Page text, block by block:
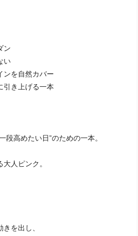
ン
い
ンを自然カバー
引き上げる一本
段高めたい日”のための一本。
人ピンク。
を出し、